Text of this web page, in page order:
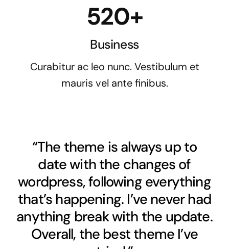
520+
Business
Curabitur ac leo nunc. Vestibulum et
mauris vel ante finibus.
“The theme is always up to
date with the changes of
wordpress, following everything
that’s happening. I’ve never had
anything break with the update.
Overall, the best theme I’ve